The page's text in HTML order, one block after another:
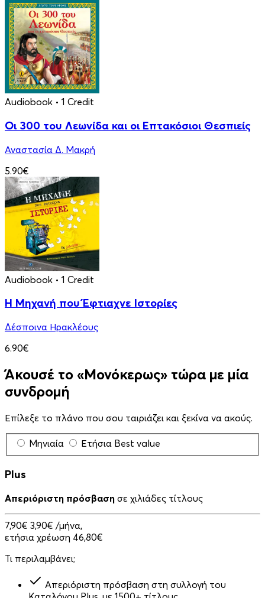
Audiobook • 1 Credit
Οι 300 του Λεωνίδα και οι Eπτακόσιοι Θεσπιείς
Αναστασία Δ. Μακρή
5.90€
Audiobook • 1 Credit
Η Μηχανή που Έφτιαχνε Ιστορίες
Δέσποινα Ηρακλέους
6.90€
Άκουσέ το «Μονόκερως» τώρα με μία
συνδρομή
Επίλεξε το πλάνο που σου ταιριάζει και ξεκίνα να ακούς.
Μηνιαία Ετήσια Best value
Plus
Απεριόριστη πρόσβαση σε χιλιάδες τίτλους
7,90€ 3,90€ /μήνα,
ετήσια χρέωση 46,80€
Τι περιλαμβάνει;
Απεριόριστη πρόσβαση στη συλλογή του